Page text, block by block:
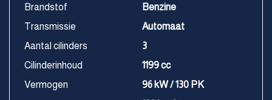
Brandstof
Benzine
Transmissie
Automaat
Aantal cilinders
3
Cilinderinhoud
1199 cc
Vermogen
96 kW / 130 PK